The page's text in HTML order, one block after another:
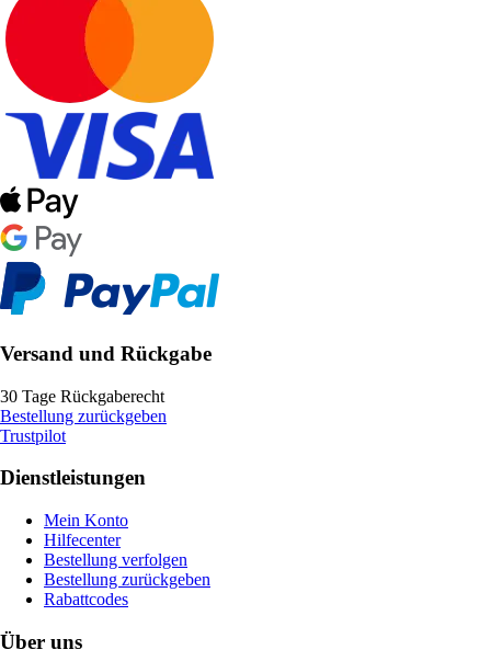
Versand und Rückgabe
30 Tage Rückgaberecht
Bestellung zurückgeben
Trustpilot
Dienstleistungen
Mein Konto
Hilfecenter
Bestellung verfolgen
Bestellung zurückgeben
Rabattcodes
Über uns